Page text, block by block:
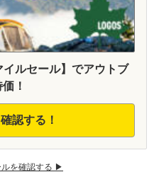
ルセール】でアウトブ
！
認する！
を確認する ▶︎